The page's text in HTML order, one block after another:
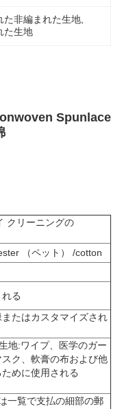
た非編まれた生地
た生地
Spunlace
クリーニングの
（ペット） /cotton
る
たはカスタマイズされ
地:ワイプ、医学のガー
ク、軟膏の布および他
めに使用される
一覧で支払の細部の郵